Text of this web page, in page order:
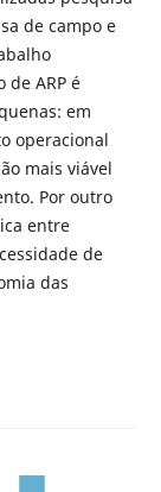
de campo e
ARP é
em
operacional
mais viável
Por outro
entre
de
das